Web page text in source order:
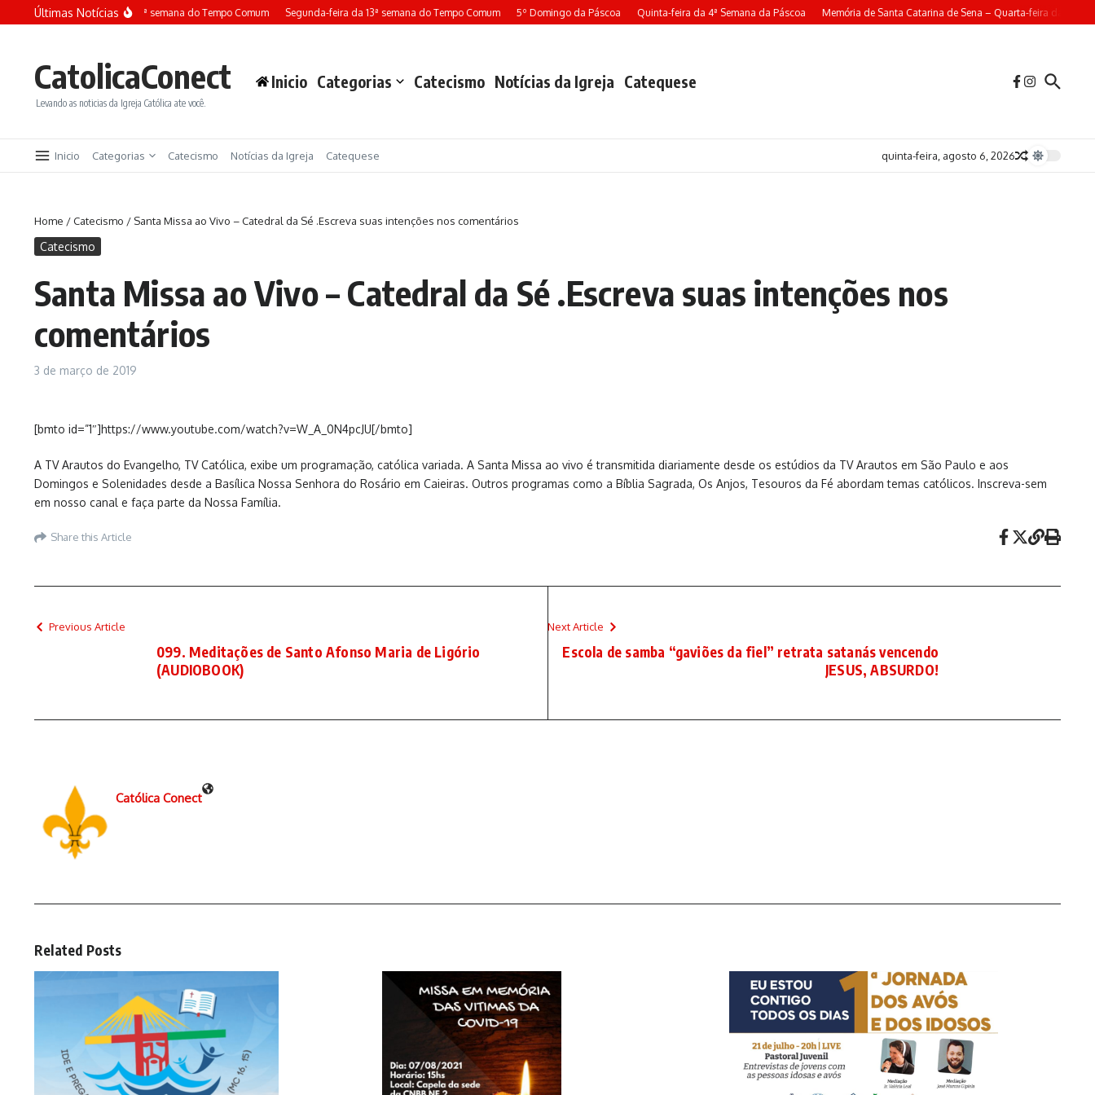
Ir para o conteúdo
Últimas Notícias
Terça-feira da 13ª semana do Tempo Comum Segunda-feira da 13ª semana do Tempo Comum 5º Domingo da Páscoa Quinta-feira da 4ª Semana da Páscoa Memória de Santa Catarina de Sena – Quarta-feira da 4ª
CatolicaConect
Levando as noticias da Igreja Católica ate você.
Inicio Categorias Catecismo Notícias da Igreja Catequese
Inicio Categorias Catecismo Notícias da Igreja Catequese quinta-feira, agosto 6, 2026
Home /Catecismo / Santa Missa ao Vivo – Catedral da Sé .Escreva suas intenções nos comentários
Catecismo
Santa Missa ao Vivo – Catedral da Sé .Escreva suas intenções nos
comentários
3 de março de 2019
[bmto id=”1″]https://www.youtube.com/watch?v=W_A_0N4pcJU[/bmto]
A TV Arautos do Evangelho, TV Católica, exibe um programação, católica variada. A Santa Missa ao vivo é transmitida diariamente desde os estúdios da TV Arautos em São Paulo e aos
Domingos e Solenidades desde a Basílica Nossa Senhora do Rosário em Caieiras. Outros programas como a Bíblia Sagrada, Os Anjos, Tesouros da Fé abordam temas católicos. Inscreva-sem
em nosso canal e faça parte da Nossa Família.
Share this Article
Previous Article
099. Meditações de Santo Afonso Maria de Ligório
(AUDIOBOOK)
Next Article
Escola de samba “gaviões da fiel” retrata satanás vencendo
JESUS, ABSURDO!
Católica Conect
Related Posts